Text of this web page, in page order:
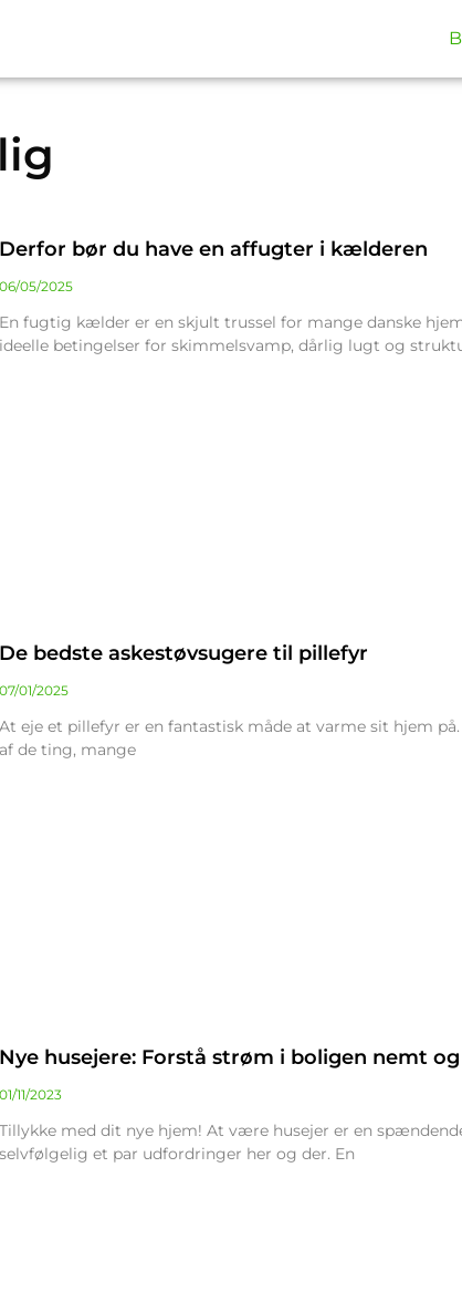
Derfor bør du have en affugter i kælderen
06/05/2025
En fugtig kælder er en skjult trussel for mange danske
ideelle betingelser for skimmelsvamp, dårlig lugt og
De bedste askestøvsugere til pillefyr
07/01/2025
At eje et pillefyr er en fantastisk måde at varme sit hjem
af de ting, mange
Nye husejere: Forstå strøm i boligen nemt
01/11/2023
Tillykke med dit nye hjem! At være husejer er en
selvfølgelig et par udfordringer her og der. En